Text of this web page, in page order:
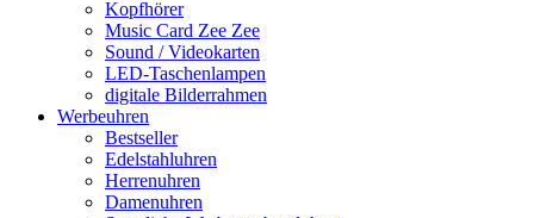
Kopfhörer
Music Card Zee Zee
Sound / Videokarten
LED-Taschenlampen
digitale Bilderrahmen
Werbeuhren
Bestseller
Edelstahluhren
Herrenuhren
Damenuhren